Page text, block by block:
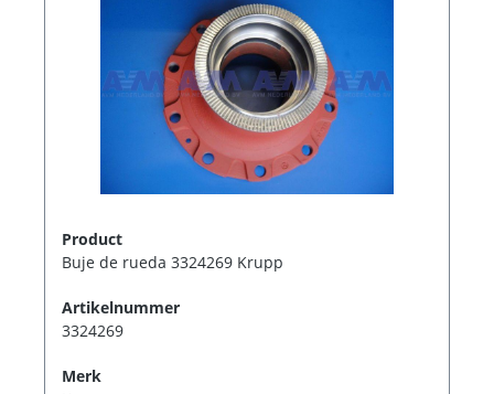
Product
Buje de rueda 3324269 Krupp
Artikelnummer
3324269
Merk